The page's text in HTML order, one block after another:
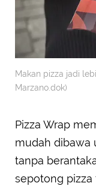
Makan pizza jadi
Marzano.dok)
Pizza Wrap
mudah dibawa
tanpa
sepotong pizza